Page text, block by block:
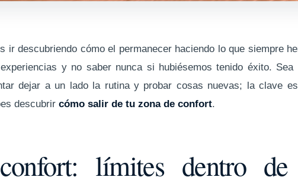
ir descubriendo cómo el permanecer haciendo lo que siempre
y no saber nunca si hubiésemos tenido éxito.
dejar a un lado la rutina y probar cosas nuevas; la clave
descubrir cómo salir de tu zona de confort.
límites dentro de